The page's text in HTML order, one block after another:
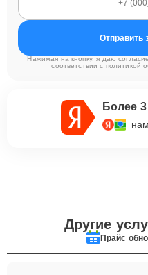
Нажимая на кнопку, я даю
соответствии с политикой
Более
Другие
Прайс